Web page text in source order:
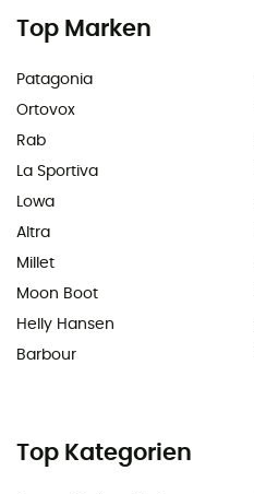
Top Marken
Patagonia
Ortovox
Rab
La Sportiva
Lowa
Altra
Millet
Moon Boot
Helly Hansen
Barbour
Top Kategorien